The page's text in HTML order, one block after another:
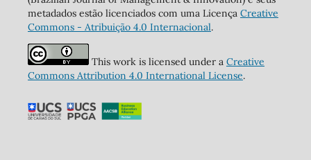
metadados estão licenciados com uma Licença Creative
Commons - Atribuição 4.0 Internacional.
This work is licensed under a Creative
Commons Attribution 4.0 International License.